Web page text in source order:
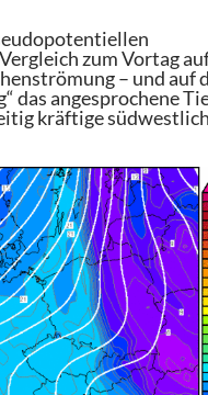
zum Vortag
– und auf
das angesprochene
kräftige